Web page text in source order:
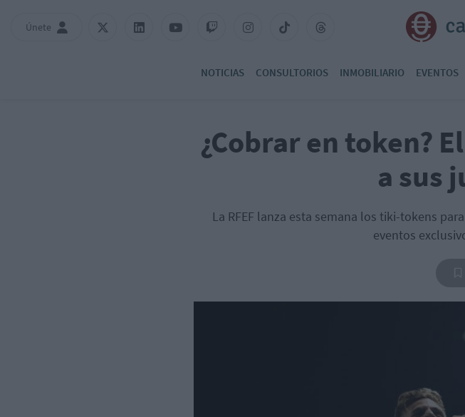
Únete
NOTICIAS CONSULTORIOS INMOBILIARIO EVENTOS
¿Cobrar en token?
a sus
La RFEF lanza esta semana los tiki-tokens
eventos